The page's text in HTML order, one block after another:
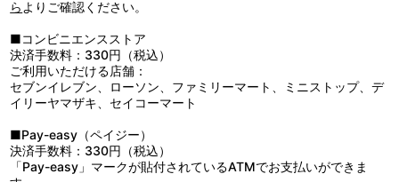
ら よりご確認ください。
■コンビニエンスストア
決済手数料：330円（税込）
ご利用いただける店舗：
セブンイレブン、ローソン、ファミリーマート、ミニストップ、デ
イリーヤマザキ、セイコーマート
■Pay-easy（ペイジー）
決済手数料：330円（税込）
「Pay-easy」マークが貼付されているATMでお支払いができま